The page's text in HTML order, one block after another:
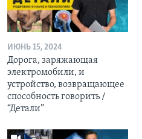
ИЮНЬ 15, 2024
Дорога, заряжающая
электромобили, и
устройство, возвращающее
способность говорить /
“Детали”